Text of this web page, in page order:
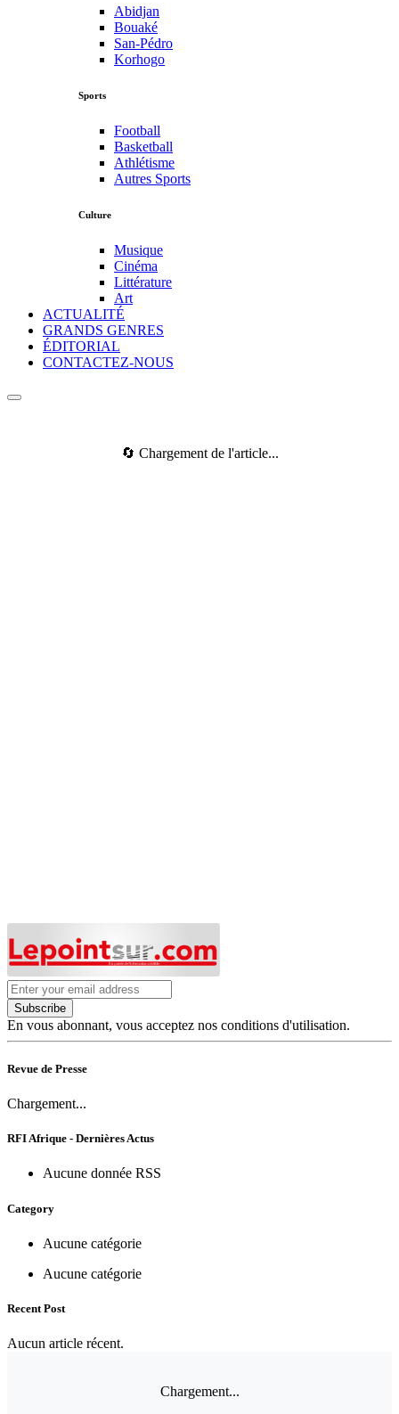
Abidjan
Bouaké
San-Pédro
Korhogo
Sports
Football
Basketball
Athlétisme
Autres Sports
Culture
Musique
Cinéma
Littérature
Art
ACTUALITÉ
GRANDS GENRES
ÉDITORIAL
CONTACTEZ-NOUS
🔄 Chargement de l'article...
Subscribe
En vous abonnant, vous acceptez nos conditions d'utilisation.
Revue de Presse
Chargement...
RFI Afrique - Dernières Actus
Aucune donnée RSS
Category
Aucune catégorie
Aucune catégorie
Recent Post
Aucun article récent.
Chargement...